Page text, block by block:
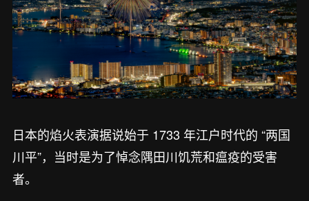
日本的焰火表演据说始于 1733 年江户时代的 “两国
川平”，当时是为了悼念隅田川饥荒和瘟疫的受害
者。